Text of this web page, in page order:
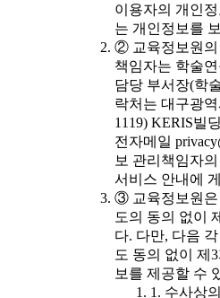
이용자의 개인
는 개인정보를
② 교육정보원의
책임자는 학술
담당 부서장(학
락처는 대구광
1119) KERIS빌
전자메일
보 관리책임자
서비스 안내에
③ 교육정보원은
도의 동의 없이
다. 다만, 다음
도 동의 없이 제
보를 제공할 수
1. 수사상